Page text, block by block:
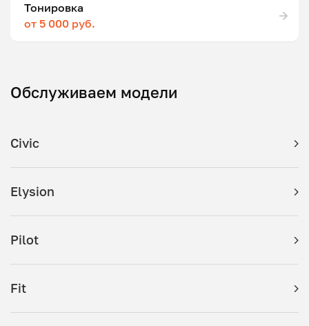
Тонировка
от 5 000 руб.
Обслуживаем модели
Civic
Elysion
Pilot
Fit